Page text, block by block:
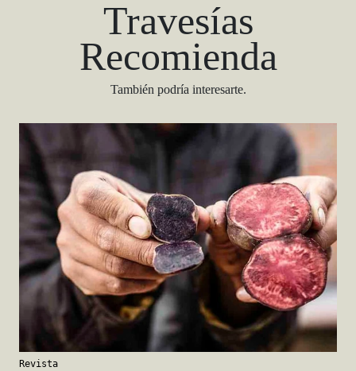
Travesías
Recomienda
También podría interesarte.
Revista